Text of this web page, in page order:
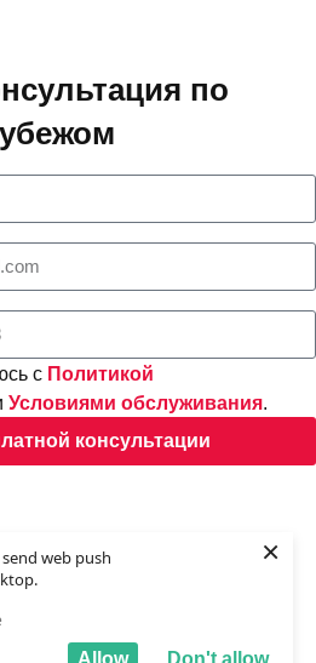
web push
Don't allow
Allow
×
по
с Политикой
Условиями обслуживания.
консультации